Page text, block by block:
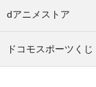
dアニメストア
ドコモスポーツくじ